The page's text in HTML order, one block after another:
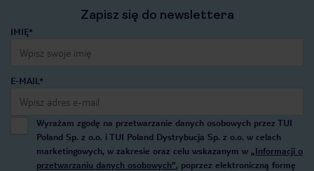
Zapisz się do newslettera
IMIĘ*
E-MAIL*
Wyrażam zgodę na przetwarzanie danych osobowych przez TUI
Poland Sp. z o.o. i TUI Poland Dystrybucja Sp. z o.o. w celach
marketingowych, w zakresie oraz celu wskazanym w „Informacji o
przetwarzaniu danych osobowych”, poprzez elektroniczną formę